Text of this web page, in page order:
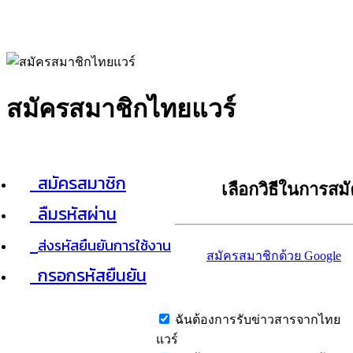
สมัครสมาชิกไทยแวร์
สมัครสมาชิก
ลืมรหัสผ่าน
ส่งรหัสยืนยันการใช้งาน
กรอกรหัสยืนยัน
เลือกวิธีในการส
สมัครสมาชิกด้วย Google
ฉันต้องการรับข่าวสารจากไทย
แวร์